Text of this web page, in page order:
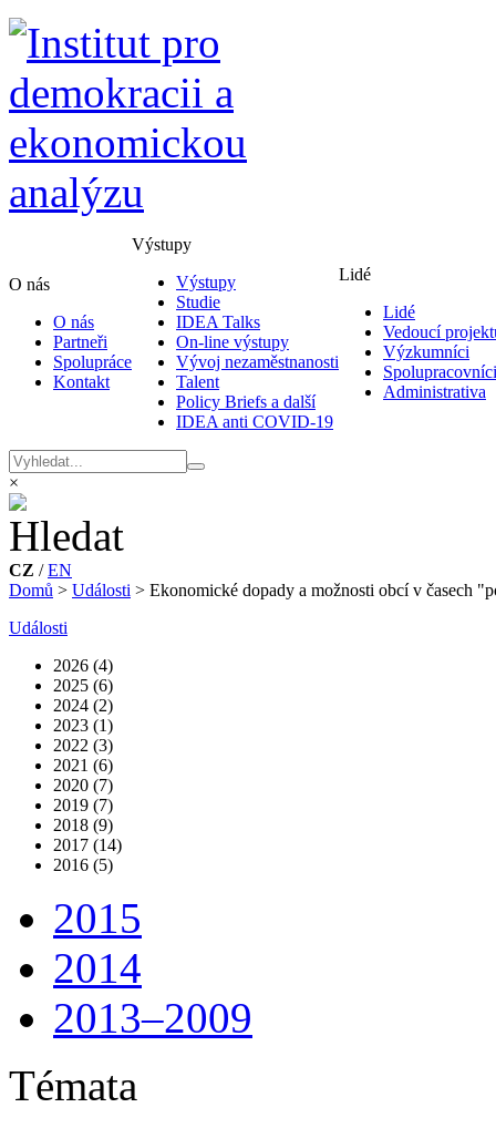
O nás
O nás
Partneři
Spolupráce
Kontakt
Výstupy
Výstupy
Studie
IDEA Talks
On-line výstupy
Vývoj nezaměstnanosti
Talent
Policy Briefs a další
IDEA anti COVID-19
Lidé
Lidé
Vedoucí
Výzkumníci
Spolupracovníci
Administrativa
×
CZ /EN
Domů > Události > Ekonomické dopady a možnosti obcí v časech
Události
2026 (4)
2025 (6)
2024 (2)
2023 (1)
2022 (3)
2021 (6)
2020 (7)
2019 (7)
2018 (9)
2017 (14)
2016 (5)
2015
2014
2013–2009
Témata